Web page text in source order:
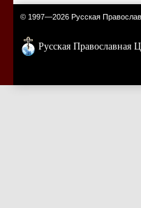
© 1997—2026 Русская
Русская Православная